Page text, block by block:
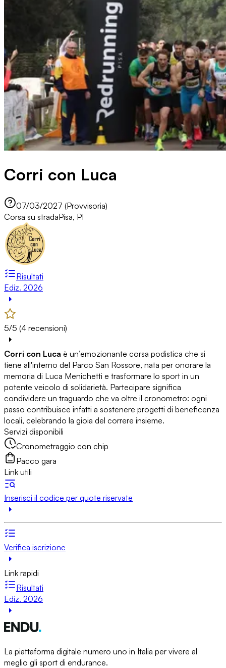
Corri con Luca
07/03/2027 (Provvisoria)
Corsa su stradaPisa, PI
Risultati
Ediz. 2026
5/5 (4 recensioni)
Corri con Luca è un’emozionante corsa podistica che si
tiene all'interno del Parco San Rossore, nata per onorare la
memoria di Luca Menichetti e trasformare lo sport in un
potente veicolo di solidarietà. Partecipare significa
condividere un traguardo che va oltre il cronometro: ogni
passo contribuisce infatti a sostenere progetti di beneficenza
locali, celebrando la gioia del correre insieme.
Servizi disponibili
Cronometraggio con chip
Pacco gara
Link utili
Inserisci il codice per quote riservate
Verifica iscrizione
Link rapidi
Risultati
Ediz. 2026
La piattaforma digitale numero uno in Italia per vivere al
meglio gli sport di endurance.